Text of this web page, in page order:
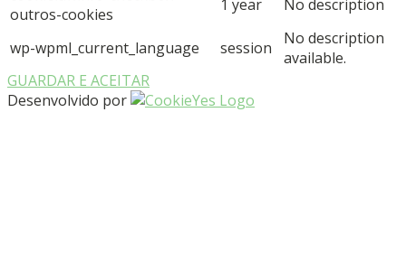
outros-cookies
1 year No description
wp-wpml_current_language session
No description
available.
GUARDAR E ACEITAR
Desenvolvido por